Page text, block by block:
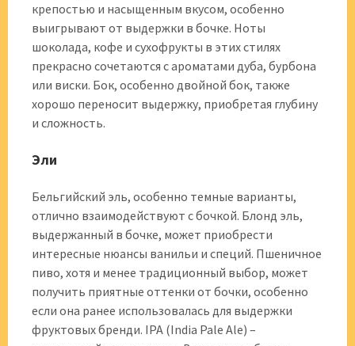
крепостью и насыщенным вкусом, особенно
выигрывают от выдержки в бочке. Ноты
шоколада, кофе и сухофрукты в этих стилях
прекрасно сочетаются с ароматами дуба, бурбона
или виски. Бок, особенно двойной бок, также
хорошо переносит выдержку, приобретая глубину
и сложность.
Эли
Бельгийский эль, особенно темные варианты,
отлично взаимодействуют с бочкой. Блонд эль,
выдержанный в бочке, может приобрести
интересные нюансы ванильи и специй. Пшеничное
пиво, хотя и менее традиционный выбор, может
получить приятные оттенки от бочки, особенно
если она ранее использовалась для выдержки
фруктовых бренди. IPA (India Pale Ale) –